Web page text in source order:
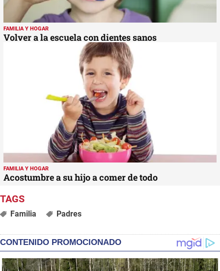
FAMILIA Y HOGAR
Volver a la escuela con dientes sanos
FAMILIA Y HOGAR
Acostumbre a su hijo a comer de todo
Familia Padres
CONTENIDO PROMOCIONADO